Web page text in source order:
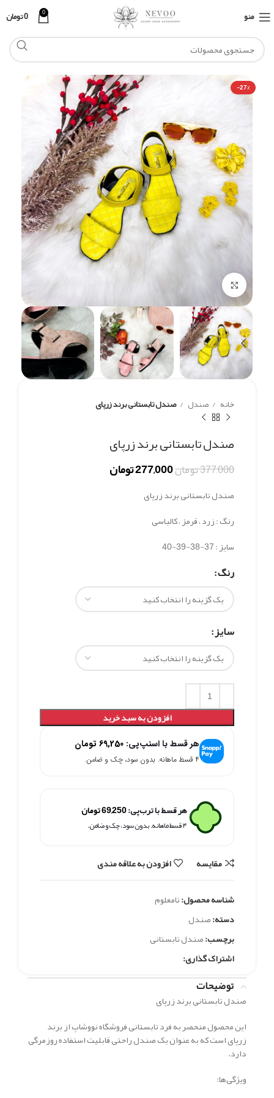
منو 0
0تومان
-27%
خانه صندل صندل تابستانی برند زرپای
صندل تابستانی برند زرپای
377,000تومان277,000تومان
صندل تابستانی برند زرپای
رنگ : زرد ، قرمز ، کالباسی
سایز : 37-38-39-40
رنگ
سایز
افزودن به سبد خرید
هر قسط با اسنپ‌پی: 69,250 تومان
۴ قسط ماهانه. بدون سود، چک و ضامن.
هر قسط با ترب‌پی:69,250تومان
۴ قسط ماهانه. بدون سود، چک و ضامن.
مقايسه افزودن به علاقه مندی
شناسه محصول:نامعلوم
دسته:صندل
برچسب:صندل تابستانی
اشتراک گذاری:
توضیحات
صندل تابستانی برند زرپای
این محصول منحصر به فرد تابستانی فروشگاه نووشاپ از برند
زرپای است که به عنوان یک صندل راحتی قابلیت استفاده روزمرگی
دارد.
ویژگی‌ها: